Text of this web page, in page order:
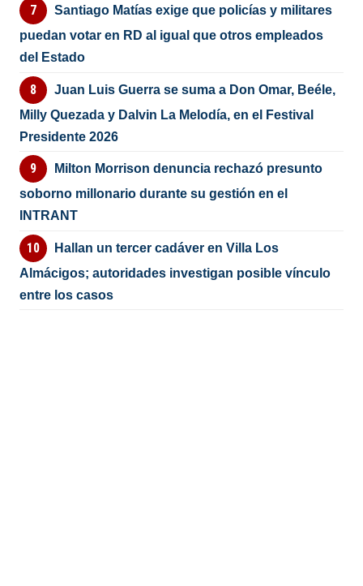
Santiago Matías exige que policías y militares
puedan votar en RD al igual que otros empleados
del Estado
Juan Luis Guerra se suma a Don Omar, Beéle,
Milly Quezada y Dalvin La Melodía, en el Festival
Presidente 2026
Milton Morrison denuncia rechazó presunto
soborno millonario durante su gestión en el
INTRANT
Hallan un tercer cadáver en Villa Los
Almácigos; autoridades investigan posible vínculo
entre los casos